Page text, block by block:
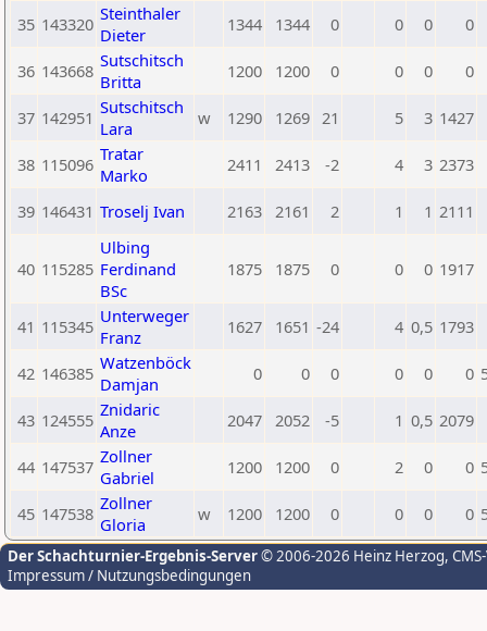
35 143320 Steinthaler
Dieter
1344 1344 0 0 0 0
36 143668 Sutschitsch
Britta
1200 1200 0 0 0 0
37 142951 Sutschitsch
Lara
w 1290 1269 21 5 3 1427
38 115096 Tratar
Marko
2411 2413 -2 4 3 2373
39 146431 Troselj Ivan 2163 2161 2 1 1 2111
40 115285
Ulbing
Ferdinand
BSc
1875 1875 0 0 0 1917
41 115345 Unterweger
Franz
1627 1651 -24 4 0,5 1793
42 146385 Watzenböck
Damjan
0 0 0 0 0 0
43 124555 Znidaric
Anze
2047 2052 -5 1 0,5 2079
44 147537 Zollner
Gabriel
1200 1200 0 2 0 0
45 147538 Zollner
Gloria
w 1200 1200 0 0 0 0
Der Schachturnier-Ergebnis-Server© 2006-2026 Heinz Herzog,
Impressum / Nutzungsbedingungen